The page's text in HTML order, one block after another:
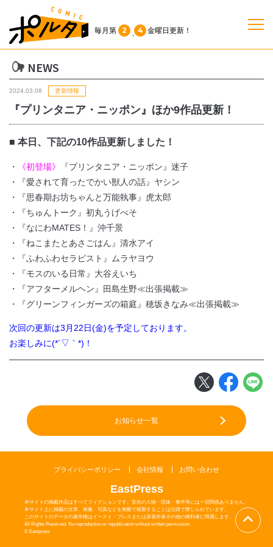
毎月第 2 4 金曜日 更新！
作品一覧
単行本
NEWS
持ち込み
お問い合わせ
閉じる
NEWS
2024.03.08 更新情報
『プリンタニア・ニッポン』ほか9作品更新！
■ 本日、下記の10作品更新しました！
・ 《初登場》
『プリンタニア・ニッポン』迷子
・『愛されて育ったでかい獣人の話』ヤシン
・『思春期お坊ちゃんと万能執事』虎太郎
・『ちゅんトーク』初丸うげべそ
・『なにわMATES！』沖千景
・『ねこまたとあさごはん』清水アイ
・『ふわふわセラピスト』ムラヤヨウ
・『モスのいる日常』大谷えいち
・『アフターメルヘン』田島生野≪出張掲載≫
・『グリーンフィンガーズの箱庭』穂坂きなみ≪出張掲載≫
次回の更新は3月22日(金)を予定しております。
お楽しみに(*´▽｀*)！
お知らせ一覧
EastPress
本サイトの掲載作品はすべてフィクションです。実在の人物・団体・事件等には一切関係ありません。
本サイト上に掲載の文章、画像、写真などを無断で複製することは法律で禁じられています。
このサイトのデータの著作権はイースト・プレスまたは原著作者その他の権利者に帰属します。
All Rights Reserved. No reproduction or republication without written permission.
© Eastpress
プライバシーポリシー 会社情報 お問い合わせ